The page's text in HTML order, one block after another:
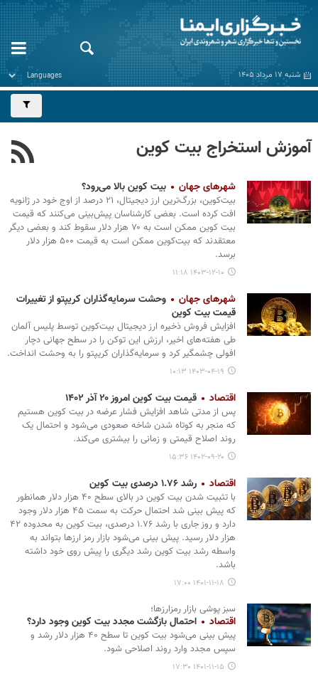
شنبه ۱۷ مرداد ۱۴۰۵
آموزش استخراج بیت کوین
شهرهای جهان بیت کوین بالا می‌رود؟
بیت‌کوین، بزرگ‌ترین ارز دیجیتال، ۲۱ درصد از اوج خود در ژانویه
افت کرده است. بعضی کارشناسان پیش‌بینی می‌کنند که قیمت
بیت کوین ممکن است به ۷۰ هزار دلار سقوط کند و بعضی دیگر
معتقدند که بیت‌کوین ممکن است به قیمت ۵۰۰ هزار دلار
برسد.
۱۴۰۳-۱۲-۱۰ ۱۱:۱۸
شهرهای جهان
وحشت سرمایه‌گذاران کریپتو از تغییرات
قیمت بیت کوین
افزایش فروش ذخیره ارز دیجیتال بیت‌کوین توسط پلیس آلمان
طی هفته‌های اخیر، ارزش این توکن را در سطح جهانی دچار
افولی چشمگیر کرد و سرمایه‌گذاران کریپتو را به وحشت انداخت.
۱۴۰۳-۰۴-۱۹ ۱۰:۱۳
اقتصاد قیمت بیت کوین امروز ۲۰ آذر ۱۴۰۲
پس از مدتی شاهد افزایش فشار عرضه در بیت کوین هستیم
که منجر به کوتاه شدن شاخه صعودی می‌شود و احتمال یک
روند اصلاح قیمتی و زمانی را بیشتری می‌کند.
۱۴۰۲-۰۹-۲۰ ۱۵:۳۶
اقتصاد رشد ۱.۷۶ درصدی بیت کوین
با تثبیت شدن بیت کوین در بالای سطح ۴۰ هزار دلار همانطور
که پیش بینی شد احتمال حرکت به سمت ۴۵ هزار دلار وجود
دارد و روز جاری با رشد ۱.۷۶ درصدی، بیت کوین به محدوده ۴۲
هزار دلار رسید. پیش بینی می‌شود بازار رمز ارزها بتواند به
واسطه رشد بیت کوین رشد دیگری را پیش روی خود داشته
باشد.
۱۴۰۱-۱۱-۱۸ ۱۷:۰۰
سبز پوشی بازار رمزارزها؛
اقتصاد احتمال بازگشت مجدد بیت کوین وجود دارد؟
پیش بینی می‌شود بیت کوین تا سطح ۴۰ هزار دلار رشد و
سپس مجدد وارد روند اصلاحی شود.
۱۴۰۱-۱۱-۱۵ ۱۷:۳۰